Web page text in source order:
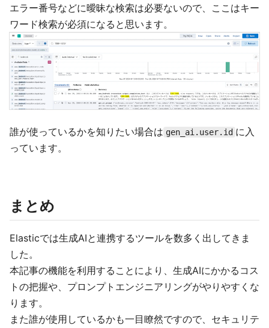
エラー番号などに曖昧な検索は必要ないので、ここはキー
ワード検索が必須になると思います。
誰が使っているかを知りたい場合は gen_ai.user.id に入
っています。
まとめ
Elasticでは生成AIと連携するツールを数多く出してきま
した。
本記事の機能を利用することにより、生成AIにかかるコス
トの把握や、プロンプトエンジニアリングがやりやすくな
ります。
また誰が使用しているかも一目瞭然ですので、セキュリテ